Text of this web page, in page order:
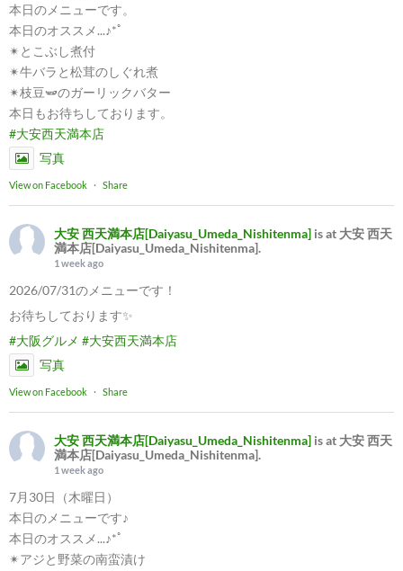
本日のメニューです。
本日のオススメ...♪*ﾟ
✴︎とこぶし煮付
✴︎牛バラと松茸のしぐれ煮
✴︎枝豆🫛のガーリックバター
本日もお待ちしております。
#大安西天満本店
写真
View on Facebook · Share
大安 西天満本店[Daiyasu_Umeda_Nishitenma] is at 大安 西天
満本店[Daiyasu_Umeda_Nishitenma].
1 week ago
2026/07/31のメニューです！
お待ちしております✨
#大阪グルメ #大安西天満本店
写真
View on Facebook · Share
大安 西天満本店[Daiyasu_Umeda_Nishitenma] is at 大安 西天
満本店[Daiyasu_Umeda_Nishitenma].
1 week ago
7月30日（木曜日）
本日のメニューです♪
本日のオススメ...♪*ﾟ
✴︎アジと野菜の南蛮漬け